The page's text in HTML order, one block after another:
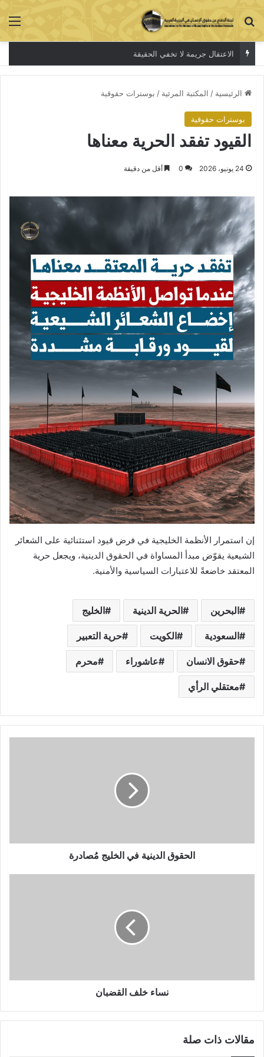
بحث عن
الاعتقال جريمة لا تخفي الحقيقة
الرئيسية / المكتبة المرئية / بوسترات حقوقية
بوسترات حقوقية
القيود تفقد الحرية معناها
24 يونيو، 2026 0 أقل من دقيقة
إن استمرار الأنظمة الخليجية في فرض قيود استثنائية على الشعائر
الشيعية يقوّض مبدأ المساواة في الحقوق الدينية، ويجعل حرية
المعتقد خاضعةً للاعتبارات السياسية والأمنية.
البحرين الحرية الدينية الخليج
السعودية الكويت حرية التعبير
حقوق الانسان عاشوراء محرم
معتقلي الرأي
الحقوق الدينية في الخليج مُصادرة
نساء خلف القضبان
مقالات ذات صلة